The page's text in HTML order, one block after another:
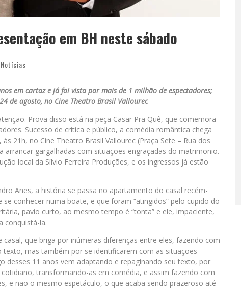
em BH neste sábado
Notícias
em cartaz e já foi vista por mais de 1 milhão de espectadores;
de agosto, no Cine Theatro Brasil Vallourec
Prova disso está na peça Casar Pra Quê, que comemora
Sucesso de crítica e público, a comédia romântica chega
21h, no Cine Theatro Brasil Vallourec (Praça Sete – Rua dos
arrancar gargalhadas com situações engraçadas do matrimonio.
local da Sílvio Ferreira Produções, e os ingressos já estão
Anes, a história se passa no apartamento do casal recém-
conhecer numa boate, e que foram “atingidos” pelo cupido do
pavio curto, ao mesmo tempo é “tonta” e ele, impaciente,
conquistá-la.
que briga por inúmeras diferenças entre eles, fazendo com
mas também por se identificarem com as situações
desses 11 anos vem adaptando e repaginando seu texto, por
transformando-as em comédia, e assim fazendo com
e não o mesmo espetáculo, o que acaba sendo prazeroso até